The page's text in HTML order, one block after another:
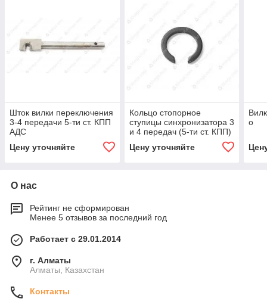
Шток вилки переключения
3-4 передачи 5-ти ст. КПП
АДС
Цену уточняйте
Кольцо стопорное
ступицы синхронизатора 3
и 4 передач (5-ти ст. КПП)
Цену уточняйте
о
О нас
Рейтинг не сформирован
Менее 5 отзывов за последний год
Работает с 29.01.2014
г. Алматы
Алматы, Казахстан
Контакты